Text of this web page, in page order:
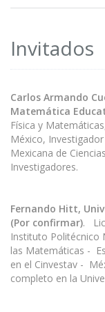
Invitados
Carlos Armando
Matemática
Física y
México,
Mexicana de
Investigadores.
Fernando Hitt,
(Por confirmar).
Instituto Politécnico
las Matemáticas -
en el Cinvestav -
completo en la